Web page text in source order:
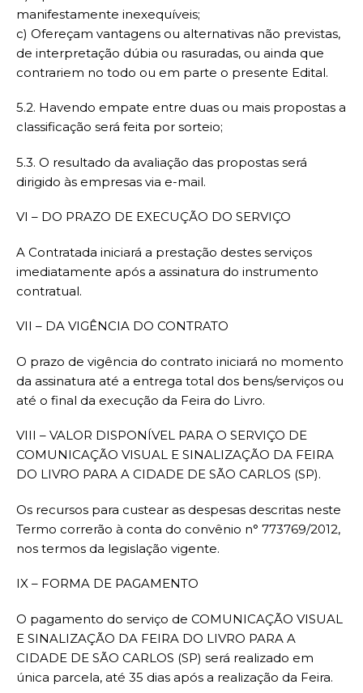
manifestamente inexequíveis;
c) Ofereçam vantagens ou alternativas não previstas,
de interpretação dúbia ou rasuradas, ou ainda que
contrariem no todo ou em parte o presente Edital.
5.2. Havendo empate entre duas ou mais propostas a
classificação será feita por sorteio;
5.3. O resultado da avaliação das propostas será
dirigido às empresas via e-mail.
VI – DO PRAZO DE EXECUÇÃO DO SERVIÇO
A Contratada iniciará a prestação destes serviços
imediatamente após a assinatura do instrumento
contratual.
VII – DA VIGÊNCIA DO CONTRATO
O prazo de vigência do contrato iniciará no momento
da assinatura até a entrega total dos bens/serviços ou
até o final da execução da Feira do Livro.
VIII – VALOR DISPONÍVEL PARA O SERVIÇO DE
COMUNICAÇÃO VISUAL E SINALIZAÇÃO DA FEIRA
DO LIVRO PARA A CIDADE DE SÃO CARLOS (SP).
Os recursos para custear as despesas descritas neste
Termo correrão à conta do convênio n° 773769/2012,
nos termos da legislação vigente.
IX – FORMA DE PAGAMENTO
O pagamento do serviço de COMUNICAÇÃO VISUAL
E SINALIZAÇÃO DA FEIRA DO LIVRO PARA A
CIDADE DE SÃO CARLOS (SP) será realizado em
única parcela, até 35 dias após a realização da Feira.